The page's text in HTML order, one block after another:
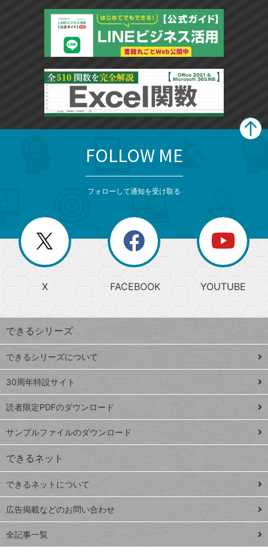
じ
る
search
検
索
上
昇
ワ
ー
ド
Google
スプレ
ッドシ
ート
iPhone
VLOOKUP
close
閉じ
る
閉
じ
る
ー
か
ら
探
す
ト
ッ
プ
ペ
ジ
連載
Excel Q&A
トイアンナ流仕
事術
FOLLOW ME
フォローして通知を受け取る
X FACEBOOK YOUTUBE
できるシリーズ
できるシリーズについて
30周年特設サイト
読者限定PDFのダウンロード
サンプルファイルのダウンロード
できるネット
できるネットについて
広告掲載などのお問い合わせ
全記事一覧